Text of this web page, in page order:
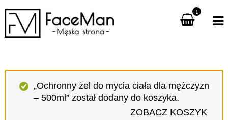
1
„Ochronny żel do mycia ciała dla mężczyzn
– 500ml” został dodany do koszyka.
ZOBACZ KOSZYK